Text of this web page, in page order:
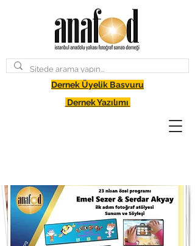
Dernek Üyelik Basvuru
Dernek Yazılımı